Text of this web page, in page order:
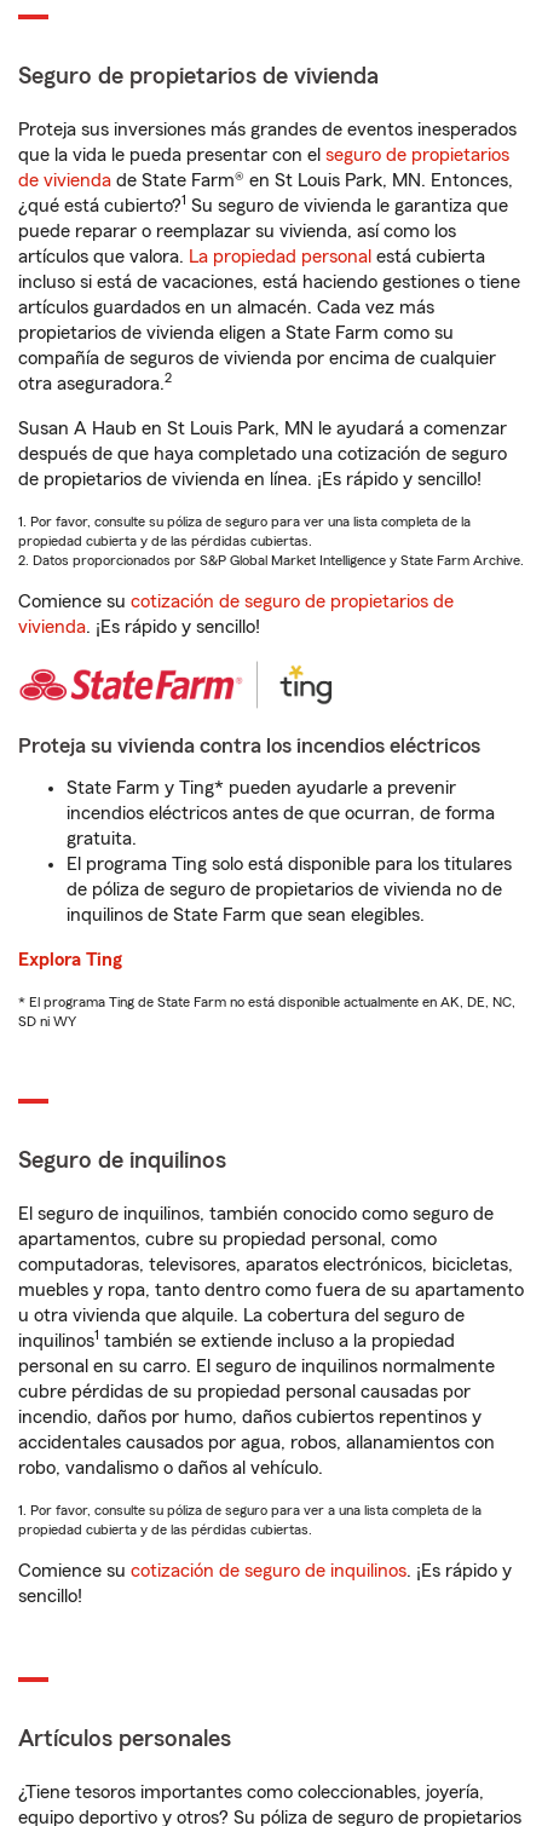
Seguro de propietarios de vivienda
Proteja sus inversiones más grandes de eventos inesperados
que la vida le pueda presentar con el seguro de propietarios
de vivienda de State Farm® en St Louis Park, MN. Entonces,
¿qué está cubierto?1 Su seguro de vivienda le garantiza que
puede reparar o reemplazar su vivienda, así como los
artículos que valora. La propiedad personal está cubierta
incluso si está de vacaciones, está haciendo gestiones o tiene
artículos guardados en un almacén. Cada vez más
propietarios de vivienda eligen a State Farm como su
compañía de seguros de vivienda por encima de cualquier
otra aseguradora.2
Susan A Haub en St Louis Park, MN le ayudará a comenzar
después de que haya completado una cotización de seguro
de propietarios de vivienda en línea. ¡Es rápido y sencillo!
1. Por favor, consulte su póliza de seguro para ver una lista completa de la
propiedad cubierta y de las pérdidas cubiertas.
2. Datos proporcionados por S&P Global Market Intelligence y State Farm Archive.
Comience su cotización de seguro de propietarios de
vivienda. ¡Es rápido y sencillo!
Proteja su vivienda contra los incendios eléctricos
State Farm y Ting* pueden ayudarle a prevenir
incendios eléctricos antes de que ocurran, de forma
gratuita.
El programa Ting solo está disponible para los titulares
de póliza de seguro de propietarios de vivienda no de
inquilinos de State Farm que sean elegibles.
Explora Ting
* El programa Ting de State Farm no está disponible actualmente en AK, DE, NC,
SD ni WY
Seguro de inquilinos
El seguro de inquilinos, también conocido como seguro de
apartamentos, cubre su propiedad personal, como
computadoras, televisores, aparatos electrónicos, bicicletas,
muebles y ropa, tanto dentro como fuera de su apartamento
u otra vivienda que alquile. La cobertura del seguro de
inquilinos1 también se extiende incluso a la propiedad
personal en su carro. El seguro de inquilinos normalmente
cubre pérdidas de su propiedad personal causadas por
incendio, daños por humo, daños cubiertos repentinos y
accidentales causados por agua, robos, allanamientos con
robo, vandalismo o daños al vehículo.
1. Por favor, consulte su póliza de seguro para ver a una lista completa de la
propiedad cubierta y de las pérdidas cubiertas.
Comience su cotización de seguro de inquilinos. ¡Es rápido y
sencillo!
Artículos personales
¿Tiene tesoros importantes como coleccionables, joyería,
equipo deportivo y otros? Su póliza de seguro de propietarios